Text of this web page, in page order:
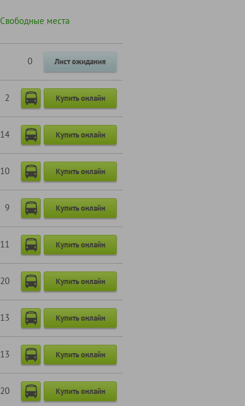
Свободные места
0 Лист ожидания
2 Купить онлайн
14 Купить онлайн
10 Купить онлайн
9 Купить онлайн
11 Купить онлайн
20 Купить онлайн
13 Купить онлайн
13 Купить онлайн
20 Купить онлайн